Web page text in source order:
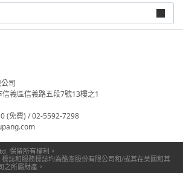
司
義區信義路五段7號13樓之1
(免費) / 02-5592-7298
保留所有權利。
誌和服務標誌均為酷澎股份有限公司和/或其在美國和其
之所屬財產。